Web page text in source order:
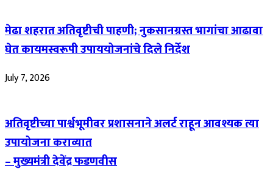
मेढा शहरात अतिवृष्टीची पाहणी; नुकसानग्रस्त भागांचा आढावा
घेत कायमस्वरूपी उपाययोजनांचे दिले निर्देश
July 7, 2026
अतिवृष्टीच्या पार्श्वभूमीवर प्रशासनाने अलर्ट राहून आवश्यक त्या
उपायोजना कराव्यात
– मुख्यमंत्री देवेंद्र फडणवीस